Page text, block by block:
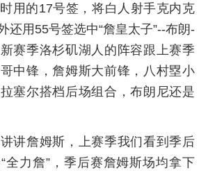
用的17号签，将白人射手克内克
还用55号签选中“詹皇太子”--布朗-
赛季洛杉矶湖人的阵容跟上赛季
中锋，詹姆斯大前锋，八村塁小
塞尔搭档后场组合，布朗尼还是
讲詹姆斯，上赛季我们看到季后
全力詹”，季后赛詹姆斯场均拿下